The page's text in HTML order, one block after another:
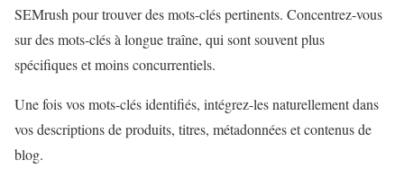
SEMrush pour trouver des mots-clés pertinents. Concentrez-vous
sur des mots-clés à longue traîne, qui sont souvent plus
spécifiques et moins concurrentiels.
Une fois vos mots-clés identifiés, intégrez-les naturellement dans
vos descriptions de produits, titres, métadonnées et contenus de
blog.